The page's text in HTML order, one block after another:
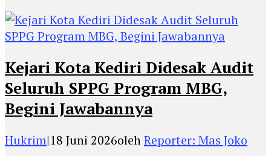
Kejari Kota Kediri Didesak Audit
Seluruh SPPG Program MBG,
Begini Jawabannya
Hukrim|18 Juni 2026olehReporter: Mas Joko